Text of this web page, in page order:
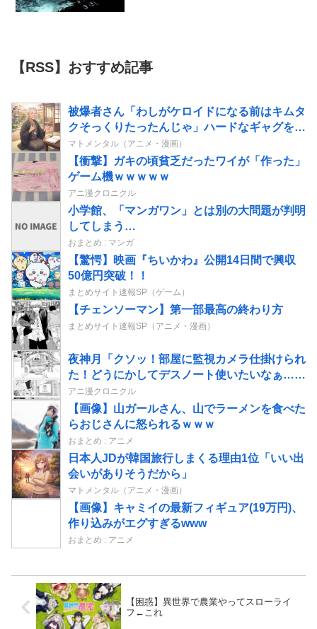
【RSS】おすすめ記事
被爆者さん「わしがケロイドになる前はキムタ
クそっくりたったんじゃ」ハードなギャグをか
ます
マトメンタル（アニメ・漫画）
【衝撃】ガキの頃貧乏だったワイが「作った」
ゲーム機ｗｗｗｗｗ
アニ漫クロニクル
小学館、「マンガワン」とは別の大問題が判明
してしまう…
おまとめ : マンガ
【驚愕】映画『ちいかわ』公開14日間で興収
50億円突破！！
まとめサイト速報SP（ゲーム）
【チェンソーマン】第一部最高の終わり方
まとめサイト速報SP（アニメ・漫画）
夜神月「クソッ！部屋に監視カメラ仕掛けられ
た！どうにかしてデスノート使いたいなぁ…せ
や！」→結果
アニ漫クロニクル
【画像】山ガールさん、山でラーメンを食べた
らおじさんに怒られるｗｗｗ
おまとめ : アニメ
日本人JDが韓国旅行しまくる理由1位「いい出
会いがありそうだから」
マトメンタル（アニメ・漫画）
【画像】キャミイの最新フィギュア(19万円)、
作り込みがエグすぎるwww
おまとめ : アニメ
【困惑】異世界で農業やってスローライ
フ←これ